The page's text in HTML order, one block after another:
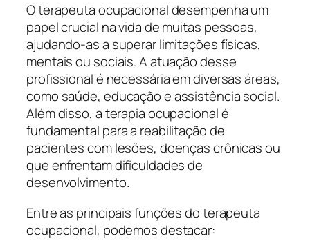
O terapeuta ocupacional desempenha um
papel crucial na vida de muitas pessoas,
ajudando-as a superar limitações físicas,
mentais ou sociais. A atuação desse
profissional é necessária em diversas áreas,
como saúde, educação e assistência social.
Além disso, a terapia ocupacional é
fundamental para a reabilitação de
pacientes com lesões, doenças crônicas ou
que enfrentam dificuldades de
desenvolvimento.
Entre as principais funções do terapeuta
ocupacional, podemos destacar: